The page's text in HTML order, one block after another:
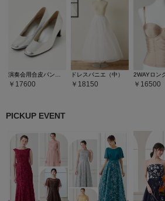
17600
ドレスパニエ（中）
18150 16500
PICKUP EVENT